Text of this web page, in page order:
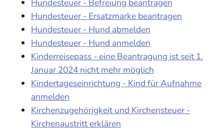
Hundesteuer - Befreiung beantragen
Hundesteuer - Ersatzmarke beantragen
Hundesteuer - Hund abmelden
Hundesteuer - Hund anmelden
Kinderreisepass - eine Beantragung ist seit 1.
Januar 2024 nicht mehr möglich
Kindertageseinrichtung - Kind für Aufnahme
anmelden
Kirchenzugehörigkeit und Kirchensteuer -
Kirchenaustritt erklären